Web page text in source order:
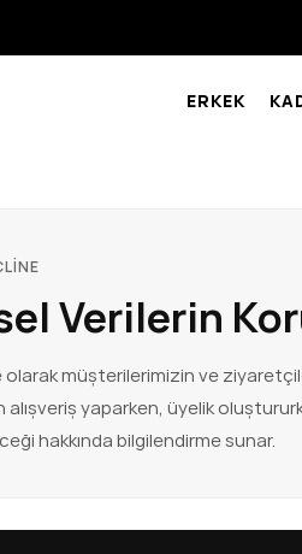
ERKEK
Verilerin
olarak müşterilerimizin ve
yaparken, üyelik
hakkında bilgilendirme sunar.